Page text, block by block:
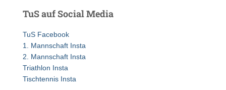
n
a
c
h
:
TuS auf Social Media
TuS Facebook
1. Mannschaft Insta
2. Mannschaft Insta
Triathlon Insta
Tischtennis Insta